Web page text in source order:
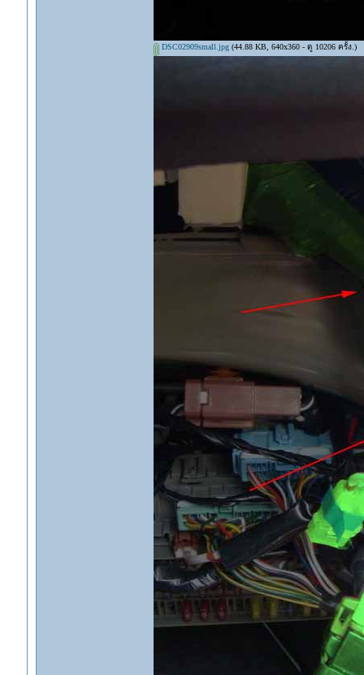
DSC02909small.jpg(44.88 KB, 640x360 - ดู 10206 ครั้ง.)